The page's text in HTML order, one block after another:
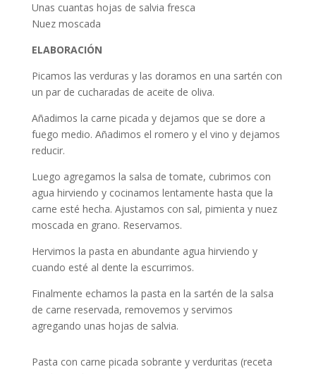
Unas cuantas hojas de salvia fresca
Nuez moscada
ELABORACIÓN
Picamos las verduras y las doramos en una sartén con
un par de cucharadas de aceite de oliva.
Añadimos la carne picada y dejamos que se dore a
fuego medio. Añadimos el romero y el vino y dejamos
reducir.
Luego agregamos la salsa de tomate, cubrimos con
agua hirviendo y cocinamos lentamente hasta que la
carne esté hecha. Ajustamos con sal, pimienta y nuez
moscada en grano. Reservamos.
Hervimos la pasta en abundante agua hirviendo y
cuando esté al dente la escurrimos.
Finalmente echamos la pasta en la sartén de la salsa
de carne reservada, removemos y servimos
agregando unas hojas de salvia.
Pasta con carne picada sobrante y verduritas (receta